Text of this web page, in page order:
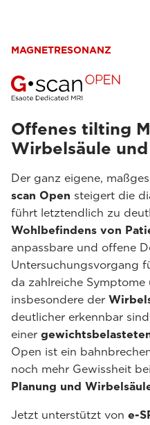
MAGNETRESONANZ
Offenes tilting
Wirbelsäule
Der ganz eigene,
scan Open steigert die
führt letztendlich zu
Wohlbefindens von
anpassbare und offene
Untersuchungsvorgang
da zahlreiche
insbesondere der
deutlicher erkennbar
einer
Open ist ein
noch mehr Gewissheit
Planung und
Jetzt unterstützt von e-